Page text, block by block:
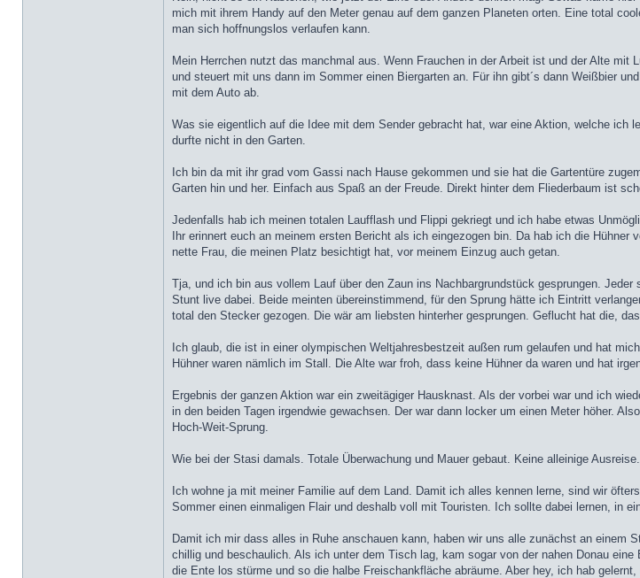
mich mit ihrem Handy auf den Meter genau auf dem ganzen Planeten orten. Eine total
man sich hoffnungslos verlaufen kann.
Mein Herrchen nutzt das manchmal aus. Wenn Frauchen in der Arbeit ist und der Alte
und steuert mit uns dann im Sommer einen Biergarten an. Für ihn gibt´s dann Weißbier
mit dem Auto ab.
Was sie eigentlich auf die Idee mit dem Sender gebracht hat, war eine Aktion, welche
durfte nicht in den Garten.
Ich bin da mit ihr grad vom Gassi nach Hause gekommen und sie hat die Gartentüre
Garten hin und her. Einfach aus Spaß an der Freude. Direkt hinter dem Fliederbaum ist
Jedenfalls hab ich meinen totalen Laufflash und Flippi gekriegt und ich habe etwas
Ihr erinnert euch an meinem ersten Bericht als ich eingezogen bin. Da hab ich die
nette Frau, die meinen Platz besichtigt hat, vor meinem Einzug auch getan.
Tja, und ich bin aus vollem Lauf über den Zaun ins Nachbargrundstück gesprungen.
Stunt live dabei. Beide meinten übereinstimmend, für den Sprung hätte ich Eintritt
total den Stecker gezogen. Die wär am liebsten hinterher gesprungen. Geflucht hat die,
Ich glaub, die ist in einer olympischen Weltjahresbestzeit außen rum gelaufen und hat
Hühner waren nämlich im Stall. Die Alte war froh, dass keine Hühner da waren und hat
Ergebnis der ganzen Aktion war ein zweitägiger Hausknast. Als der vorbei war und ich
in den beiden Tagen irgendwie gewachsen. Der war dann locker um einen Meter höher.
Hoch-Weit-Sprung.
Wie bei der Stasi damals. Totale Überwachung und Mauer gebaut. Keine alleinige
Ich wohne ja mit meiner Familie auf dem Land. Damit ich alles kennen lerne, sind wir
Sommer einen einmaligen Flair und deshalb voll mit Touristen. Ich sollte dabei lernen, in
Damit ich mir dass alles in Ruhe anschauen kann, haben wir uns alle zunächst an einem
chillig und beschaulich. Als ich unter dem Tisch lag, kam sogar von der nahen Donau
die Ente los stürme und so die halbe Freischankfläche abräume. Aber hey, ich hab